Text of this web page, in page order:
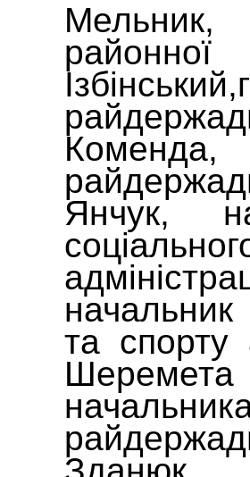
Янчук,
начальник
та спорту